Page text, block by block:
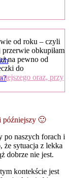
od roku – czyli
obkupiłam
na pewno od
do
oraz, przy
późniejszy 🙂
po naszych forach i
że sytuacja z lekka
dobrze nie jest.
kontekście jest